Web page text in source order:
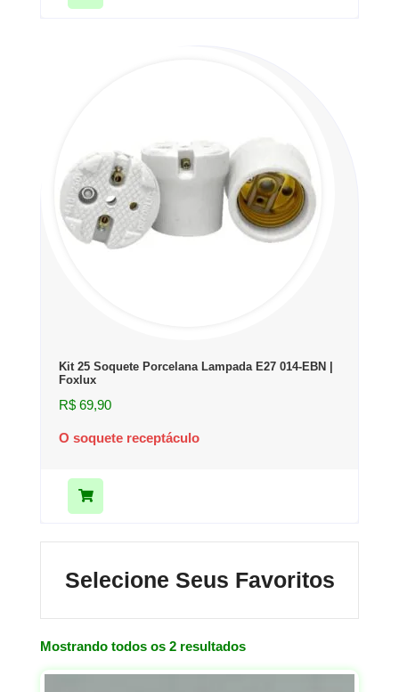
Kit 25 Soquete Porcelana Lampada E27 014-EBN |
Foxlux
R$ 69,90
O soquete receptáculo
Selecione Seus Favoritos
Mostrando todos os 2 resultados